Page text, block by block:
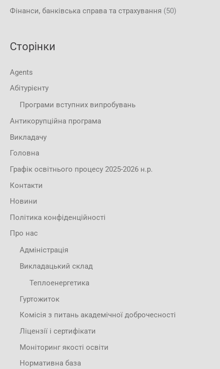
Фінанси, банківська справа та страхування (50)
Сторінки
Agents
Абітурієнту
Програми вступних випробувань
Антикорупційна програма
Викладачу
Головна
Графік освітнього процесу 2025-2026 н.р.
Контакти
Новини
Політика конфіденційності
Про нас
Адміністрація
Викладацький склад
Теплоенергетика
Гуртожиток
Комісія з питань академічної доброчесності
Ліцензії і сертифікати
Моніторинг якості освіти
Нормативна база